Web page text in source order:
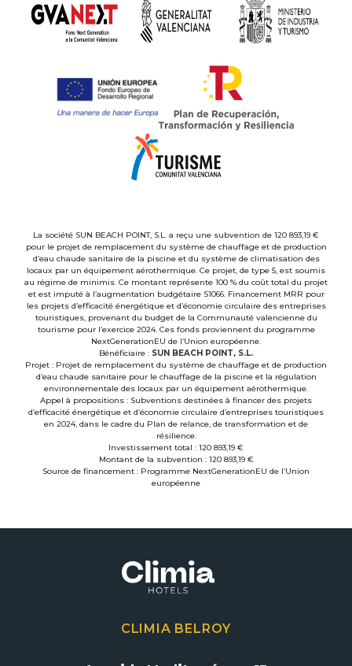
La société SUN BEACH POINT, S.L. a reçu une subvention de 120 893,19 €
pour le projet de remplacement du système de chauffage et de production
d’eau chaude sanitaire de la piscine et du système de climatisation des
locaux par un équipement aérothermique. Ce projet, de type 5, est soumis
au régime de minimis. Ce montant représente 100 % du coût total du projet
et est imputé à l’augmentation budgétaire S1066. Financement MRR pour
les projets d’efficacité énergétique et d’économie circulaire des entreprises
touristiques, provenant du budget de la Communauté valencienne du
tourisme pour l’exercice 2024. Ces fonds proviennent du programme
NextGenerationEU de l’Union européenne.
Bénéficiaire : SUN BEACH POINT, S.L.
Projet : Projet de remplacement du système de chauffage et de production
d’eau chaude sanitaire pour le chauffage de la piscine et la régulation
environnementale des locaux par un équipement aérothermique.
Appel à propositions : Subventions destinées à financer des projets
d’efficacité énergétique et d’économie circulaire d’entreprises touristiques
en 2024, dans le cadre du Plan de relance, de transformation et de
résilience.
Investissement total : 120 893,19 €
Montant de la subvention : 120 893,19 €
Source de financement : Programme NextGenerationEU de l’Union
européenne
CLIMIA BELROY